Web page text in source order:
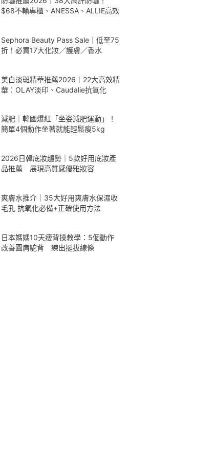
$68不輸專櫃、ANESSA、ALLIE高效
Sephora Beauty Pass Sale｜低至75
折！必買17大化妝／護膚／香水
美白淡斑精華推薦2026｜22大高效精
華：OLAY淡印、Caudalie抗氧化
減肥｜韓國爆紅「坐姿減肥運動」！
簡單4個動作坐著就能輕鬆瘦5kg
2026日韓底妝趨勢｜5款好用底妝產
品推薦 展現高質感優雅妝容
爽膚水推介｜35大好用爽膚水保濕收
毛孔 抗氧化必備+正確使用方法
日本媽媽10天瘦背操教學：5個動作
改善圓肩駝背 練出挺拔線條